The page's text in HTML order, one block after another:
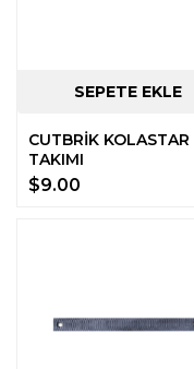
CUTBRİK KOLASTAR
TAKIMI
$9.00